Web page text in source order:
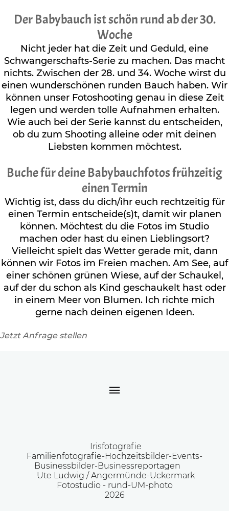
Der Babybauch ist schön rund ab der 30.
Woche
Nicht jeder hat die Zeit und Geduld, eine
Schwangerschafts-Serie zu machen. Das macht
nichts. Zwischen der 28. und 34. Woche wirst du
einen wunderschönen runden Bauch haben. Wir
können unser Fotoshooting genau in diese Zeit
legen und werden tolle Aufnahmen erhalten.
Wie auch bei der Serie kannst du entscheiden,
ob du zum Shooting alleine oder mit deinen
Liebsten kommen möchtest.
Buche für deine Babybauchfotos frühzeitig
einen Termin
Wichtig ist, dass du dich/ihr euch rechtzeitig für
einen Termin entscheide(s)t, damit wir planen
können. Möchtest du die Fotos im Studio
machen oder hast du einen Lieblingsort?
Vielleicht spielt das Wetter gerade mit, dann
können wir Fotos im Freien machen. Am See, auf
einer schönen grünen Wiese, auf der Schaukel,
auf der du schon als Kind geschaukelt hast oder
in einem Meer von Blumen. Ich richte mich
gerne nach deinen eigenen Ideen.
Jetzt Anfrage stellen
Irisfotografie
Familienfotografie-Hochzeitsbilder-Events-
Businessbilder-Businessreportagen
Ute Ludwig / Angermünde-Uckermark
Fotostudio - rund-UM-photo
2026